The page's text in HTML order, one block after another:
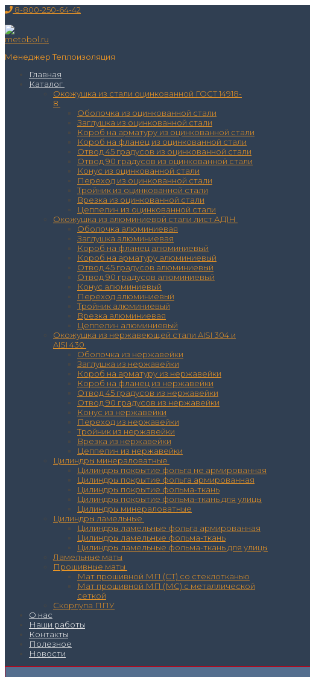
Перейти
содержимому
Меню
Закрыть
8-800-250-64-42
Менеджер Теплоизоляция
Главная
Каталог
Окожушка из стали оцинкованной ГОСТ 14918-
8
Оболочка из оцинкованной стали
Заглушка из оцинкованной стали
Короб на арматуру из оцинкованной стали
Короб на фланец из оцинкованной стали
Отвод 45 градусов из оцинкованной стали
Отвод 90 градусов из оцинкованной стали
Конус из оцинкованной стали
Переход из оцинкованной стали
Тройник из оцинкованной стали
Врезка из оцинкованной стали
Цеппелин из оцинкованной стали
Окожушка из алюминиевой стали лист АД1Н
Оболочка алюминиевая
Заглушка алюминиевая
Короб на фланец алюминиевый
Короб на арматуру алюминиевый
Отвод 45 градусов алюминиевый
Отвод 90 градусов алюминиевый
Конус алюминиевый
Переход алюминиевый
Тройник алюминиевый
Врезка алюминиевая
Цеппелин алюминиевый
Окожушка из нержавеющей стали AISI 304 и
AISI 430
Оболочка из нержавейки
Заглушка из нержавейки
Короб на арматуру из нержавейки
Короб на фланец из нержавейки
Отвод 45 градусов из нержавейки
Отвод 90 градусов из нержавейки
Конус из нержавейки
Переход из нержавейки
Тройник из нержавейки
Врезка из нержавейки
Цеппелин из нержавейки
Цилиндры минераловатные
Цилиндры покрытие фольга не армированная
Цилиндры покрытие фольга армированная
Цилиндры покрытие фольма-ткань
Цилиндры покрытие фольма-ткань для улицы
Цилиндры минераловатные
Цилиндры ламельные
Цилиндры ламельные фольга армированная
Цилиндры ламельные фольма-ткань
Цилиндры ламельные фольма-ткань для улицы
Ламельные маты
Прошивные маты
Мат прошивной МП (СТ) со стеклотканью
Мат прошивной МП (МС) с металлической
сеткой
Скорлупа ППУ
О нас
Наши работы
Контакты
Полезное
Новости